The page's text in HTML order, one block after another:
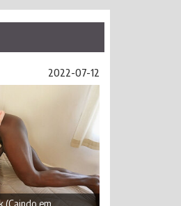
2022-07-12
(Caindo em